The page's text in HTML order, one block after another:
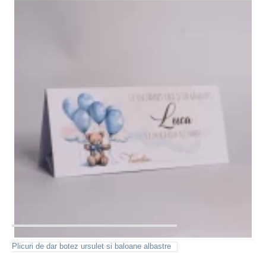
Plicuri de dar botez ursulet si baloane albastre